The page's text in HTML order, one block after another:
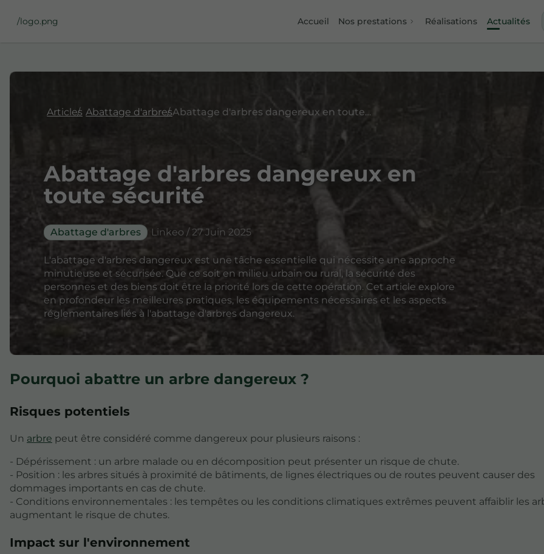
/logo.png Accueil Nos prestations Réalisations Actualités
Articles Abattage d'arbres Abattage d'arbres dangereux en toute sécurité
Abattage d'arbres dangereux en
toute sécurité
Abattage d'arbres Linkeo / 27 Juin 2025
L'abattage d'arbres dangereux est une tâche essentielle qui nécessite une approche
minutieuse et sécurisée. Que ce soit en milieu urbain ou rural, la sécurité des
personnes et des biens doit être la priorité lors de cette opération. Cet article explore
en profondeur les meilleures pratiques, les équipements nécessaires et les aspects
réglementaires liés à l'abattage d'arbres dangereux.
Pourquoi abattre un arbre dangereux ?
Risques potentiels
Un arbre peut être considéré comme dangereux pour plusieurs raisons :
- Dépérissement : un arbre malade ou en décomposition peut présenter un risque de chute.
- Position : les arbres situés à proximité de bâtiments, de lignes électriques ou de routes peuvent causer des
dommages importants en cas de chute.
- Conditions environnementales : les tempêtes ou les conditions climatiques extrêmes peuvent affaiblir les
augmentant le risque de chutes.
Impact sur l'environnement